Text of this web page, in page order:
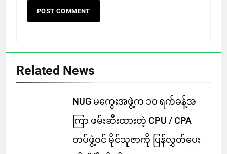
Related News
NUG မကွေးအဖွဲ့က ၁၀ ရက်ခန့်အ
ကြာ ဖမ်းဆီးထားတဲ့ CPU / CPA
တပ်ဖွဲ့ဝင် မိုင်သူဇာကို ပြန်လွှတ်ပေး